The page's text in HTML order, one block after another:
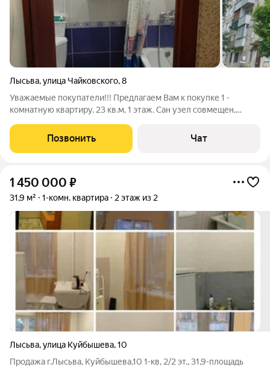
Лысьва,улица Чайковского,8
Уважаемые покупатели!!! Предлагаем Вам к покупке 1 -
комнатную квартиру. 23 кв.м, 1 этаж. Сан узел совмещен,
остановки - рядом. Ценность 1 350 000 рублей. Торг при
осмотре Документы готовы к
Позвонить Чат
1 450 000 ₽
31,9 м² 1-комн. квартира 2 этаж из 2
Лысьва,улица Куйбышева,10
Продажа г.Лысьва, Куйбышева,10 1-кв, 2/2 эт., 31,9-площадь